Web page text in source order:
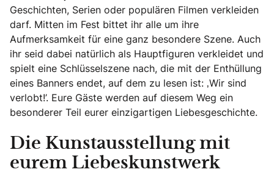
Geschichten, Serien oder populären Filmen verkleiden
darf. Mitten im Fest bittet ihr alle um ihre
Aufmerksamkeit für eine ganz besondere Szene. Auch
ihr seid dabei natürlich als Hauptfiguren verkleidet und
spielt eine Schlüsselszene nach, die mit der Enthüllung
eines Banners endet, auf dem zu lesen ist: ‚Wir sind
verlobt!’. Eure Gäste werden auf diesem Weg ein
besonderer Teil eurer einzigartigen Liebesgeschichte.
Die Kunstausstellung mit
eurem Liebeskunstwerk